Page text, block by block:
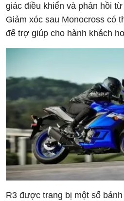
giác điều khiển và phản hồi
Giảm xóc sau Monocross có
để trợ giúp cho hành khách
R3 được trang bị một số